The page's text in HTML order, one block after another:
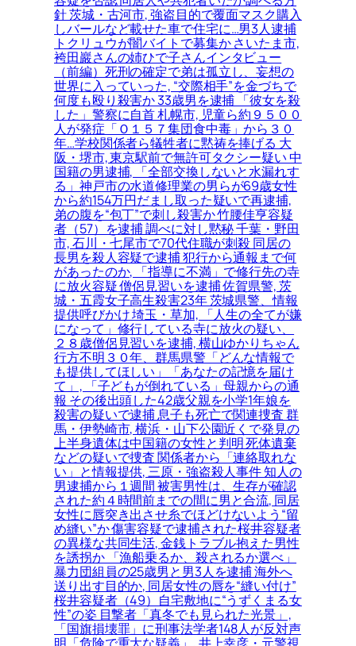
針 茨城・古河市, 強盗目的で覆面マスク購入
しバールなど載せた車で住宅に…男3人逮捕
トクリュウが闇バイトで募集か さいたま市,
袴田巖さんの姉ひで子さんインタビュー
（前編）死刑の確定で弟は孤立し、妄想の
世界に入っていった, “交際相手”を金づちで
何度も殴り殺害か 33歳男を逮捕 「彼女を殺
した」警察に自首 札幌市, 児童ら約９５００
人が発症「Ｏ１５７集団食中毒」から３０
年…学校関係者ら犠牲者に黙祷を捧げる 大
阪・堺市, 東京駅前で無許可タクシー疑い 中
国籍の男逮捕, 「全部交換しないと水漏れす
る」神戸市の水道修理業の男らが69歳女性
から約154万円だまし取った疑いで再逮捕,
弟の腹を“包丁”で刺し殺害か 竹腰佳亨容疑
者（57）を逮捕 調べに対し黙秘 千葉・野田
市, 石川・七尾市で70代住職が刺殺 同居の
長男を殺人容疑で逮捕 犯行から通報まで何
があったのか, 「指導に不満」で修行先の寺
に放火容疑 僧侶見習いを逮捕 佐賀県警, 茨
城・五霞女子高生殺害23年 茨城県警、情報
提供呼びかけ 埼玉・草加, 「人生の全てが嫌
になって」修行している寺に放火の疑い、
２８歳僧侶見習いを逮捕, 横山ゆかりちゃん
行方不明３０年、群馬県警「どんな情報で
も提供してほしい」「あなたの記憶を届け
て」, 「子どもが倒れている」母親からの通
報 その後出頭した42歳父親を小学1年娘を
殺害の疑いで逮捕 息子も死亡で関連捜査 群
馬・伊勢崎市, 横浜・山下公園近くで発見の
上半身遺体は中国籍の女性と判明 死体遺棄
などの疑いで捜査 関係者から「連絡取れな
い」と情報提供, 三原・強盗殺人事件 知人の
男逮捕から１週間 被害男性は、生存が確認
された約４時間前までの間に男と合流, 同居
女性に唇突き出させ糸でほどけないよう“留
め縫い”か 傷害容疑で逮捕された桜井容疑者
の異様な共同生活, 金銭トラブル抱えた男性
を誘拐か 「漁船乗るか、殺されるか選べ」
暴力団組員の25歳男と男3人を逮捕 海外へ
送り出す目的か, 同居女性の唇を“縫い付け”
桜井容疑者（49）自宅敷地に“うずくまる女
性”の姿 目撃者「真冬でも見られた光景」,
「国旗損壊罪」に刑事法学者148人が反対声